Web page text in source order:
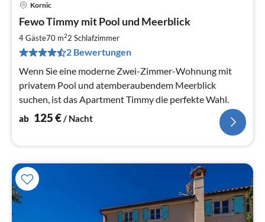
Kornic
Fewo Timmy mit Pool und Meerblick
4 Gäste70 m22 Schlafzimmer
2 Bewertungen
Wenn Sie eine moderne Zwei-Zimmer-Wohnung mit
privatem Pool und atemberaubendem Meerblick
suchen, ist das Apartment Timmy die perfekte Wahl.
ab 125€/ Nacht